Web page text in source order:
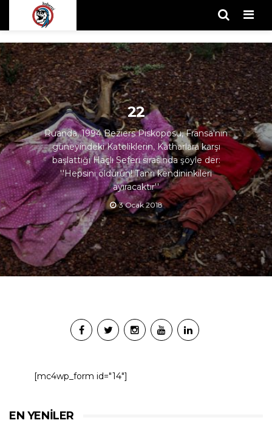
22
Ruanda, 1994 Beziers Piskoposu, Fransa'nın
güneyindeki Katoliklerin, Katharlara karşı
başlattığı Haçlı Seferi sırasında şöyle der:
''Hepsini öldürün! Tanrı kendininkileri
ayıracaktır''
3 Ocak 2018
[mc4wp_form id="14"]
EN YENILER